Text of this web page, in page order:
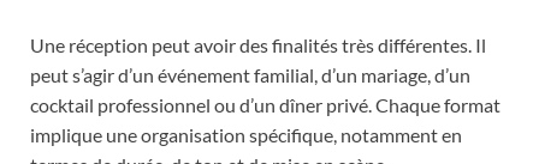
Une réception peut avoir des finalités très différentes. Il
peut s’agir d’un événement familial, d’un mariage, d’un
cocktail professionnel ou d’un dîner privé. Chaque format
implique une organisation spécifique, notamment en